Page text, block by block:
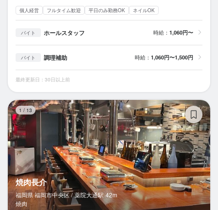
個人経営 フルタイム歓迎 平日のみ勤務OK ネイルOK
バイト ホールスタッフ 時給： 1,060円〜
バイト 調理補助 時給： 1,060円〜1,500円
最終更新日：30日以上前
1 / 13
焼肉長介
福岡県 福岡市中央区 / 薬院大通駅 42m
焼肉